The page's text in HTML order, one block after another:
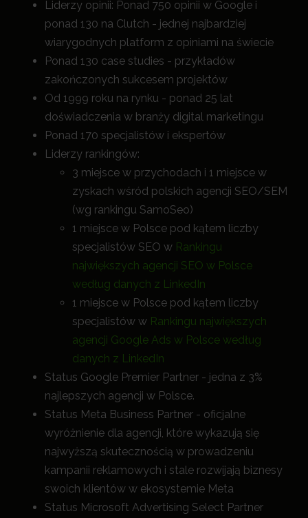
Liderzy opinii: Ponad 750 opinii w Google i
ponad 130 na Clutch - jednej najbardziej
wiarygodnych platform z opiniami na świecie
Ponad 130 case studies - przykładów
zakończonych sukcesem projektów
Od 1999 roku na rynku - ponad 25 lat
doświadczenia w branży digital marketingu
Ponad 170 specjalistów i ekspertów
Liderzy rankingów:
3 miejsce w przychodach i 1 miejsce w
zyskach wśród polskich agencji SEO/SEM
(wg rankingu SamoSeo)
1 miejsce w Polsce pod kątem liczby
specjalistów SEO w Rankingu
największych agencji SEO w Polsce
według danych z LinkedIn
1 miejsce w Polsce pod kątem liczby
specjalistów w Rankingu największych
agencji Google Ads w Polsce według
danych z LinkedIn
Status Google Premier Partner - jedna z 3%
najlepszych agencji w Polsce.
Status Meta Business Partner - oficjalne
wyróżnienie dla agencji, które wykazują się
najwyższą skutecznością w prowadzeniu
kampanii reklamowych i stale rozwijają biznesy
swoich klientów w ekosystemie Meta
Status Microsoft Advertising Select Partner